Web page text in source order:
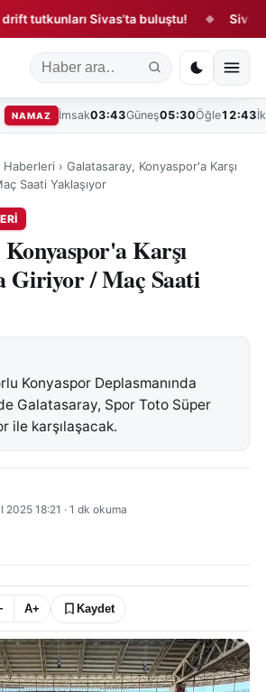
Sivas’ta buluştu! ◆ Sivas
NAMAZ İmsak03:43Güneş05:30Öğle12:43
Haberleri › Galatasaray, Konyaspor'a Karşı
Saati Yaklaşıyor
Karşı
/ Maç Saati
Konyaspor Deplasmanında
Galatasaray, Spor Toto Süper
ile karşılaşacak.
2025 18:21 · 1 dk okuma
A+ Kaydet